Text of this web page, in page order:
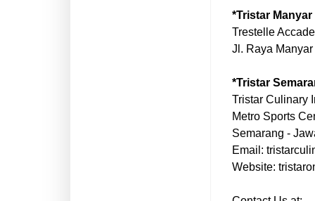
*Tristar Manyar
Trestelle
Jl. Raya
*Tristar
Tristar Culinary
Metro Sports
Semarang -
Email:
Website: